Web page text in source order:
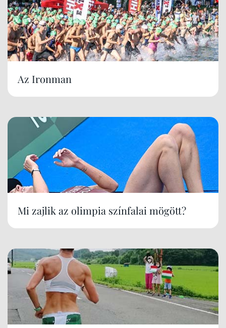
Az Ironman
Mi zajlik az olimpia színfalai mögött?